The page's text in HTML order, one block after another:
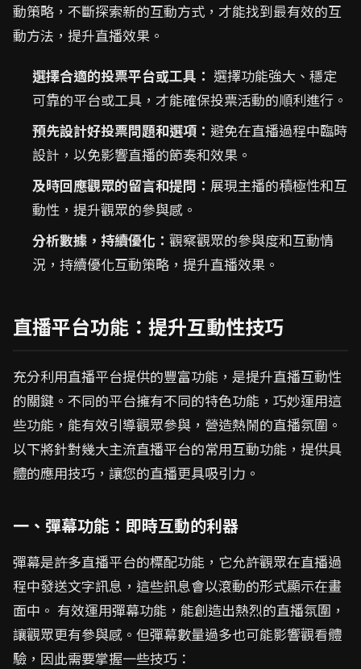
動策略，不斷探索新的互動方式，才能找到最有效的互
動方法，提升直播效果。
選擇合適的投票平台或工具： 選擇功能強大、穩定
可靠的平台或工具，才能確保投票活動的順利進行。
預先設計好投票問題和選項： 避免在直播過程中臨時
設計，以免影響直播的節奏和效果。
及時回應觀眾的留言和提問： 展現主播的積極性和互
動性，提升觀眾的參與感。
分析數據，持續優化： 觀察觀眾的參與度和互動情
況，持續優化互動策略，提升直播效果。
直播平台功能：提升互動性技巧
充分利用直播平台提供的豐富功能，是提升直播互動性
的關鍵。不同的平台擁有不同的特色功能，巧妙運用這
些功能，能有效引導觀眾參與，營造熱鬧的直播氛圍。
以下將針對幾大主流直播平台的常用互動功能，提供具
體的應用技巧，讓您的直播更具吸引力。
一、彈幕功能：即時互動的利器
彈幕是許多直播平台的標配功能，它允許觀眾在直播過
程中發送文字訊息，這些訊息會以滾動的形式顯示在畫
面中。 有效運用彈幕功能，能創造出熱烈的直播氛圍，
讓觀眾更有參與感。但彈幕數量過多也可能影響觀看體
驗，因此需要掌握一些技巧：